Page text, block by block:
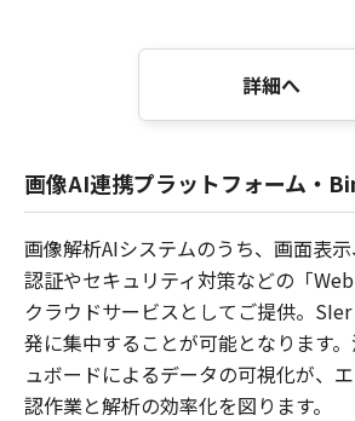
詳細へ
画像AI連携プラットフォーム・
画像解析AIシステムのうち、画面表示
認証やセキュリティ対策などの「
クラウドサービスとしてご提供。
発に集中することが可能となります
ュボードによるデータの可視化が、
認作業と解析の効率化を図ります。